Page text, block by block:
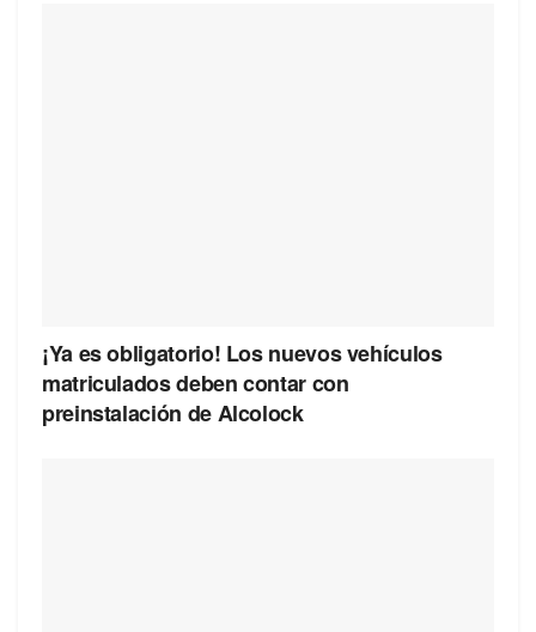
¡Ya es obligatorio! Los nuevos vehículos
matriculados deben contar con
preinstalación de Alcolock